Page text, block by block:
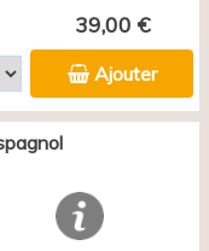
39,00 €
Ajouter